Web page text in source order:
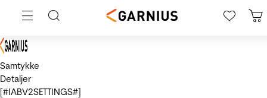
Samtykke
Detaljer
[#IABV2SETTINGS#]